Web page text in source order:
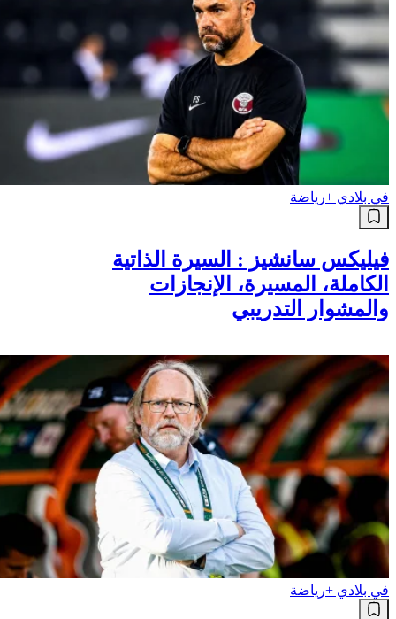
في بلادي +رياضة
فيليكس سانشيز : السيرة الذاتية
الكاملة، المسيرة، الإنجازات
والمشوار التدريبي
في بلادي +رياضة